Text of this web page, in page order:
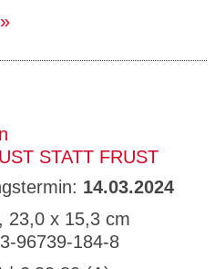
STATT FRUST
14.03.2024
23,0 x 15,3 cm
96739-184-8